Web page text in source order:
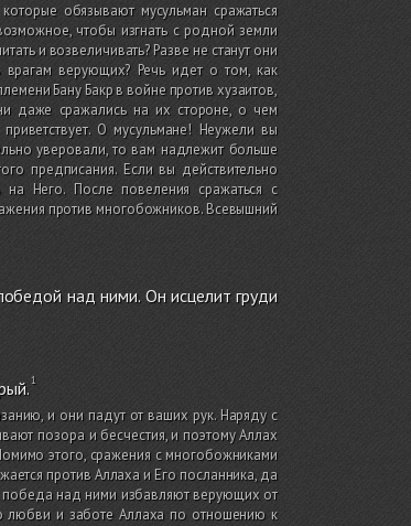
обязывают мусульман сражаться
чтобы изгнать с родной земли
и возвеличивать? Разве не станут они
врагам верующих? Речь идет о том, как
Бану Бакр в войне против хузаитов,
даже сражались на их стороне, о чем
О мусульмане! Неужели вы
уверовали, то вам надлежит больше
предписания. Если вы действительно
Него. После повеления сражаться с
против многобожников. Всевышний
над ними. Он исцелит груди
и они падут от ваших рук. Наряду с
позора и бесчестия, и поэтому Аллах
этого, сражения с многобожниками
против Аллаха и Его посланника, да
победа над ними избавляют верующих от
любви и заботе Аллаха по отношению к